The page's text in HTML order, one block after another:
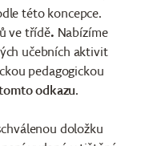
této koncepce.
ve třídě. Nabízíme
učebních aktivit
pedagogickou
odkazu.
doložku